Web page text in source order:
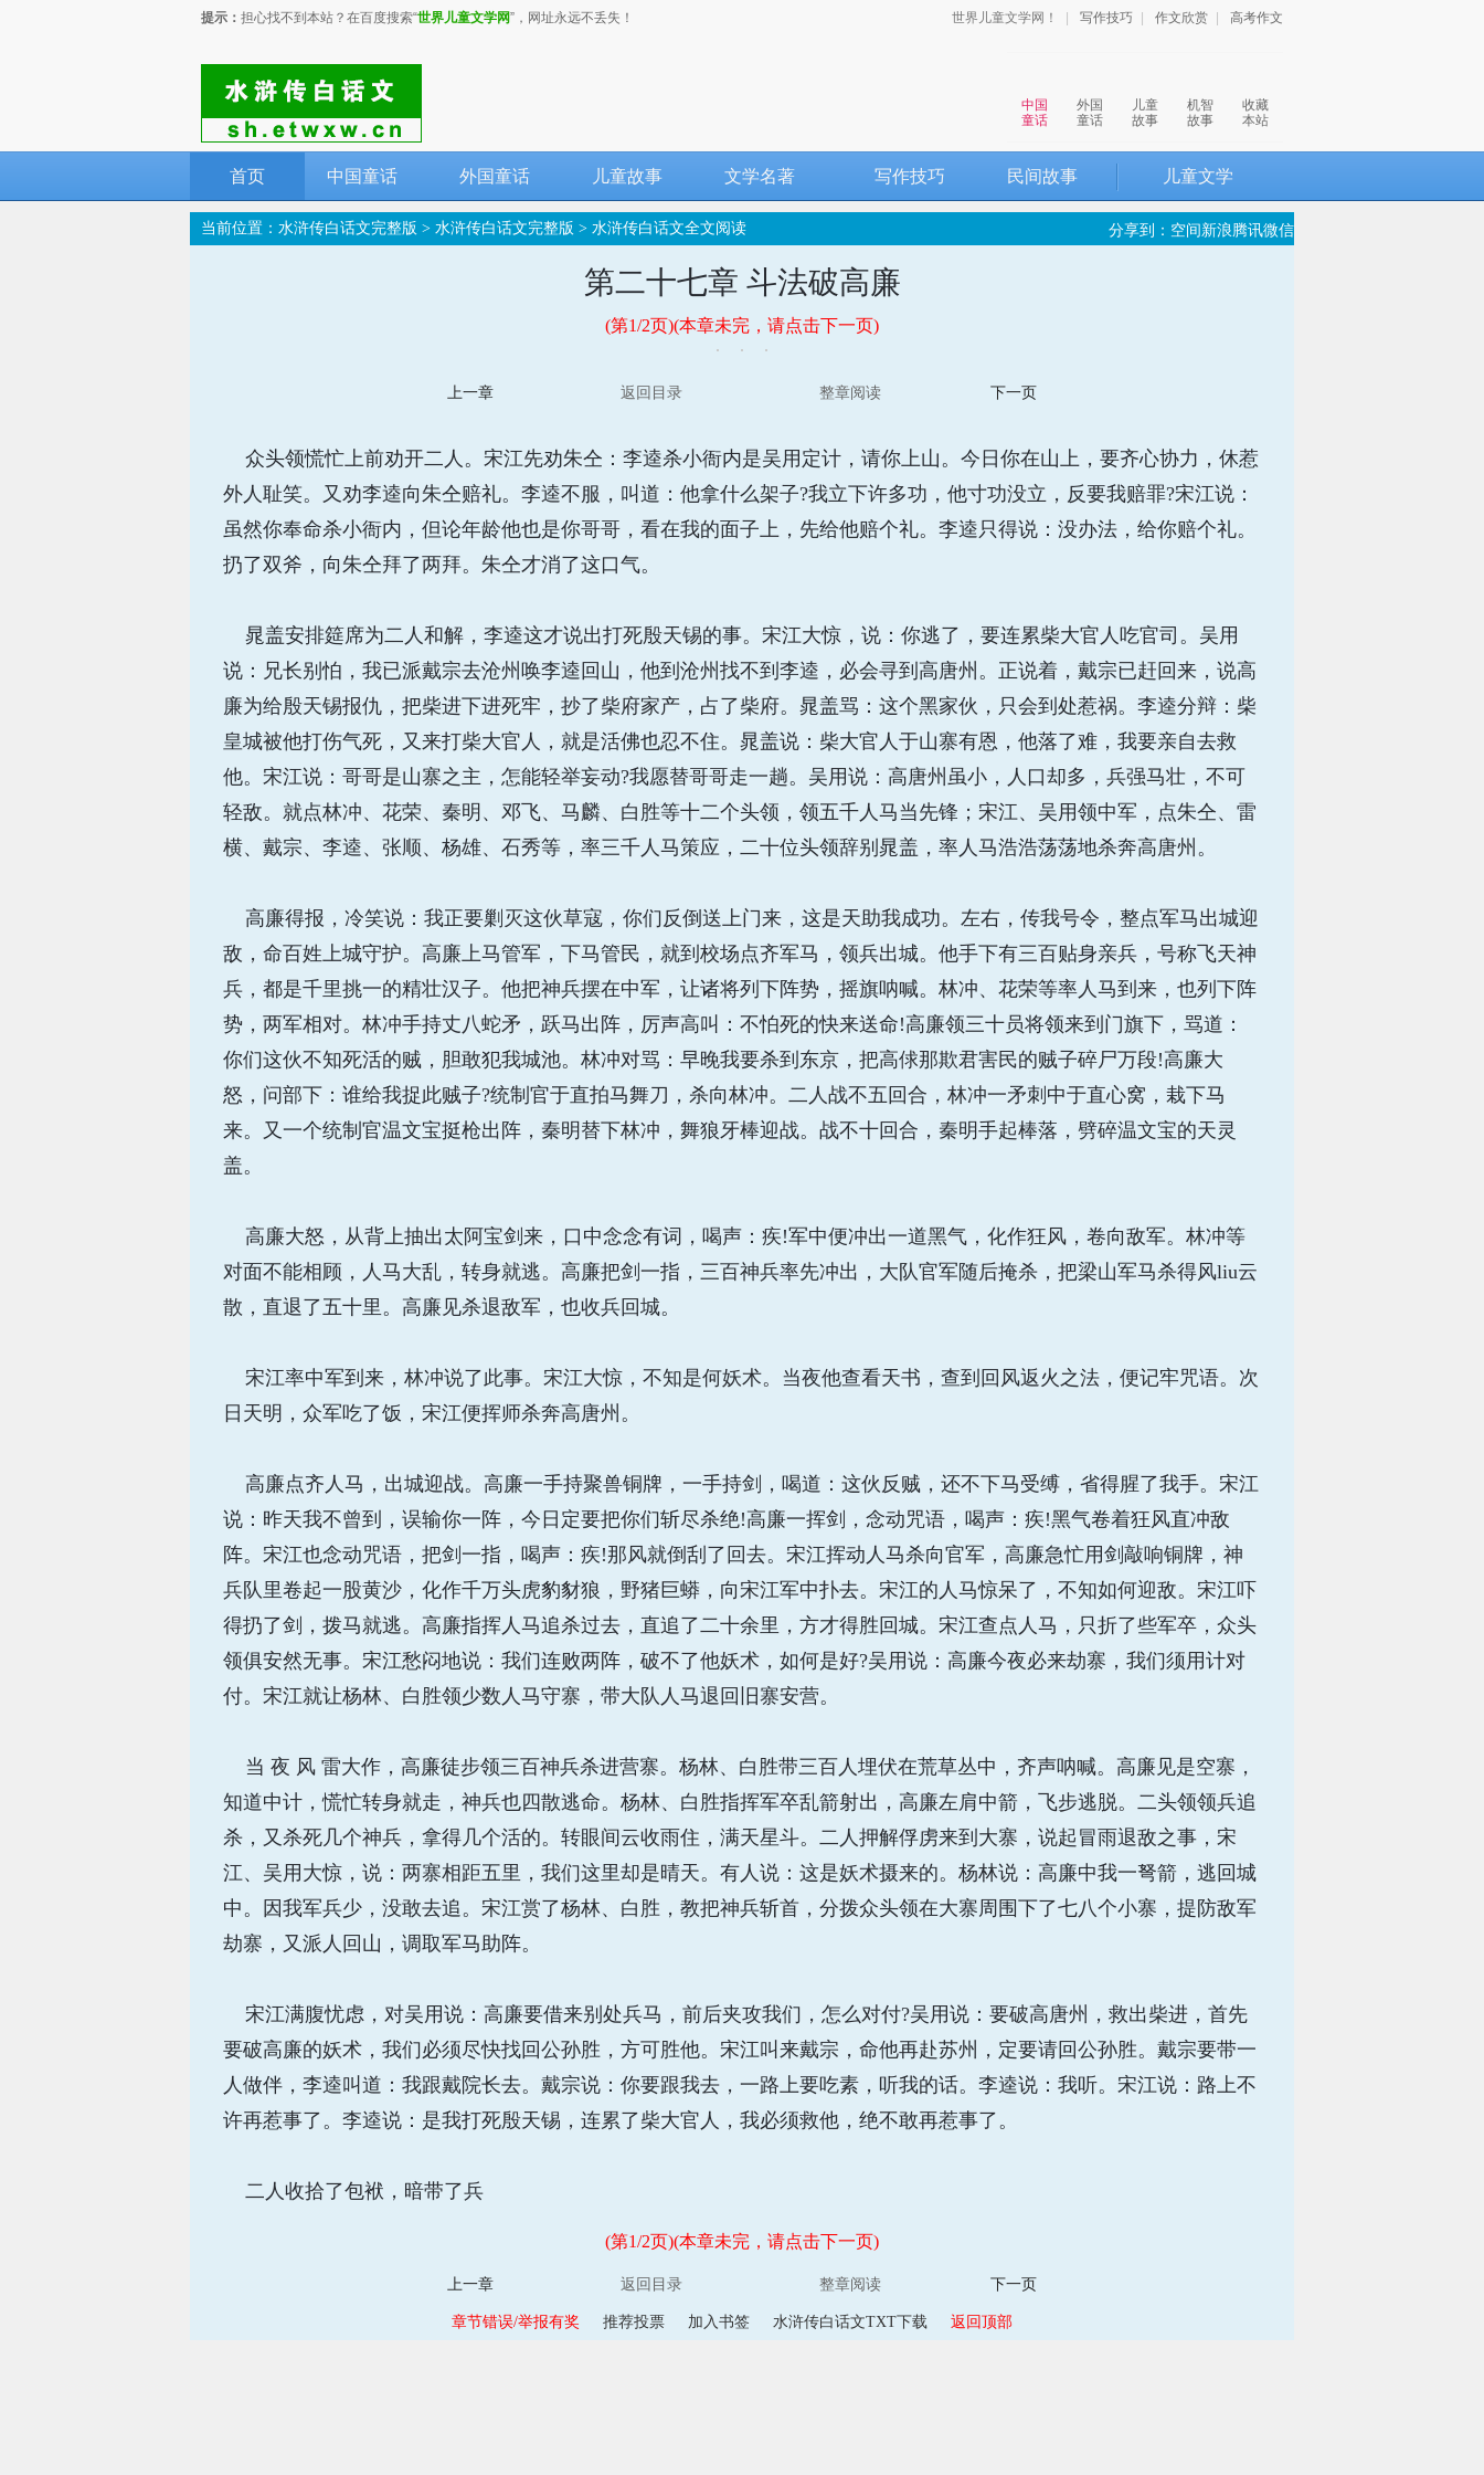
提示： 担心找不到本站？在百度搜索“世界儿童文学网”，网址永远不丢失！ 世界儿童文学网！ 写作技巧 作文欣赏 高考作文
中国
童话
外国
童话
儿童
故事
机智
故事
收藏
本站
首页 中国童话 外国童话 儿童故事 文学名著 写作技巧 民间故事 儿童文学
当前位置： 水浒传白话文完整版 > 水浒传白话文完整版 > 水浒传白话文全文阅读 分享到： 空间 新浪腾讯微信
第二十七章 斗法破高廉
(第1/2页)(本章未完，请点击下一页)
上一章 返回目录 整章阅读 下一页
众头领慌忙上前劝开二人。宋江先劝朱仝：李逵杀小衙内是吴用定计，请你上山。今日你在山上，要齐心协力，休惹
外人耻笑。又劝李逵向朱仝赔礼。李逵不服，叫道：他拿什么架子?我立下许多功，他寸功没立，反要我赔罪?宋江说：
虽然你奉命杀小衙内，但论年龄他也是你哥哥，看在我的面子上，先给他赔个礼。李逵只得说：没办法，给你赔个礼。
扔了双斧，向朱仝拜了两拜。朱仝才消了这口气。
晁盖安排筵席为二人和解，李逵这才说出打死殷天锡的事。宋江大惊，说：你逃了，要连累柴大官人吃官司。吴用
说：兄长别怕，我已派戴宗去沧州唤李逵回山，他到沧州找不到李逵，必会寻到高唐州。正说着，戴宗已赶回来，说高
廉为给殷天锡报仇，把柴进下进死牢，抄了柴府家产，占了柴府。晁盖骂：这个黑家伙，只会到处惹祸。李逵分辩：柴
皇城被他打伤气死，又来打柴大官人，就是活佛也忍不住。晁盖说：柴大官人于山寨有恩，他落了难，我要亲自去救
他。宋江说：哥哥是山寨之主，怎能轻举妄动?我愿替哥哥走一趟。吴用说：高唐州虽小，人口却多，兵强马壮，不可
轻敌。就点林冲、花荣、秦明、邓飞、马麟、白胜等十二个头领，领五千人马当先锋；宋江、吴用领中军，点朱仝、雷
横、戴宗、李逵、张顺、杨雄、石秀等，率三千人马策应，二十位头领辞别晁盖，率人马浩浩荡荡地杀奔高唐州。
高廉得报，冷笑说：我正要剿灭这伙草寇，你们反倒送上门来，这是天助我成功。左右，传我号令，整点军马出城迎
敌，命百姓上城守护。高廉上马管军，下马管民，就到校场点齐军马，领兵出城。他手下有三百贴身亲兵，号称飞天神
兵，都是千里挑一的精壮汉子。他把神兵摆在中军，让诸将列下阵势，摇旗呐喊。林冲、花荣等率人马到来，也列下阵
势，两军相对。林冲手持丈八蛇矛，跃马出阵，厉声高叫：不怕死的快来送命!高廉领三十员将领来到门旗下，骂道：
你们这伙不知死活的贼，胆敢犯我城池。林冲对骂：早晚我要杀到东京，把高俅那欺君害民的贼子碎尸万段!高廉大
怒，问部下：谁给我捉此贼子?统制官于直拍马舞刀，杀向林冲。二人战不五回合，林冲一矛刺中于直心窝，栽下马
来。又一个统制官温文宝挺枪出阵，秦明替下林冲，舞狼牙棒迎战。战不十回合，秦明手起棒落，劈碎温文宝的天灵
盖。
高廉大怒，从背上抽出太阿宝剑来，口中念念有词，喝声：疾!军中便冲出一道黑气，化作狂风，卷向敌军。林冲等
对面不能相顾，人马大乱，转身就逃。高廉把剑一指，三百神兵率先冲出，大队官军随后掩杀，把梁山军马杀得风liu云
散，直退了五十里。高廉见杀退敌军，也收兵回城。
宋江率中军到来，林冲说了此事。宋江大惊，不知是何妖术。当夜他查看天书，查到回风返火之法，便记牢咒语。次
日天明，众军吃了饭，宋江便挥师杀奔高唐州。
高廉点齐人马，出城迎战。高廉一手持聚兽铜牌，一手持剑，喝道：这伙反贼，还不下马受缚，省得腥了我手。宋江
说：昨天我不曾到，误输你一阵，今日定要把你们斩尽杀绝!高廉一挥剑，念动咒语，喝声：疾!黑气卷着狂风直冲敌
阵。宋江也念动咒语，把剑一指，喝声：疾!那风就倒刮了回去。宋江挥动人马杀向官军，高廉急忙用剑敲响铜牌，神
兵队里卷起一股黄沙，化作千万头虎豹豺狼，野猪巨蟒，向宋江军中扑去。宋江的人马惊呆了，不知如何迎敌。宋江吓
得扔了剑，拨马就逃。高廉指挥人马追杀过去，直追了二十余里，方才得胜回城。宋江查点人马，只折了些军卒，众头
领俱安然无事。宋江愁闷地说：我们连败两阵，破不了他妖术，如何是好?吴用说：高廉今夜必来劫寨，我们须用计对
付。宋江就让杨林、白胜领少数人马守寨，带大队人马退回旧寨安营。
当 夜 风 雷大作，高廉徒步领三百神兵杀进营寨。杨林、白胜带三百人埋伏在荒草丛中，齐声呐喊。高廉见是空寨，
知道中计，慌忙转身就走，神兵也四散逃命。杨林、白胜指挥军卒乱箭射出，高廉左肩中箭，飞步逃脱。二头领领兵追
杀，又杀死几个神兵，拿得几个活的。转眼间云收雨住，满天星斗。二人押解俘虏来到大寨，说起冒雨退敌之事，宋
江、吴用大惊，说：两寨相距五里，我们这里却是晴天。有人说：这是妖术摄来的。杨林说：高廉中我一弩箭，逃回城
中。因我军兵少，没敢去追。宋江赏了杨林、白胜，教把神兵斩首，分拨众头领在大寨周围下了七八个小寨，提防敌军
劫寨，又派人回山，调取军马助阵。
宋江满腹忧虑，对吴用说：高廉要借来别处兵马，前后夹攻我们，怎么对付?吴用说：要破高唐州，救出柴进，首先
要破高廉的妖术，我们必须尽快找回公孙胜，方可胜他。宋江叫来戴宗，命他再赴苏州，定要请回公孙胜。戴宗要带一
人做伴，李逵叫道：我跟戴院长去。戴宗说：你要跟我去，一路上要吃素，听我的话。李逵说：我听。宋江说：路上不
许再惹事了。李逵说：是我打死殷天锡，连累了柴大官人，我必须救他，绝不敢再惹事了。
二人收拾了包袱，暗带了兵
(第1/2页)(本章未完，请点击下一页)
上一章 返回目录 整章阅读 下一页
章节错误/举报有奖 推荐投票 加入书签 水浒传白话文TXT下载 返回顶部